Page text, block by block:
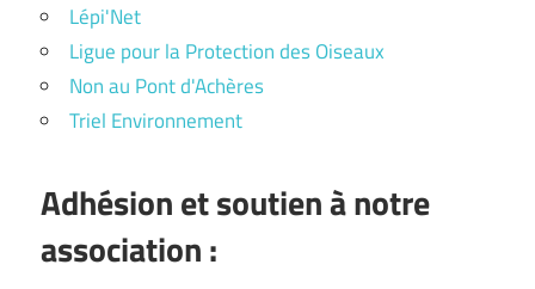
Lépi'Net
Ligue pour la Protection des Oiseaux
Non au Pont d'Achères
Triel Environnement
Adhésion et soutien à notre
association :